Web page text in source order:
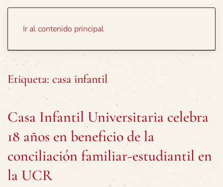
Ir al contenido principal
Etiqueta: casa infantil
Casa Infantil Universitaria celebra
18 años en beneficio de la
conciliación familiar-estudiantil en
la UCR